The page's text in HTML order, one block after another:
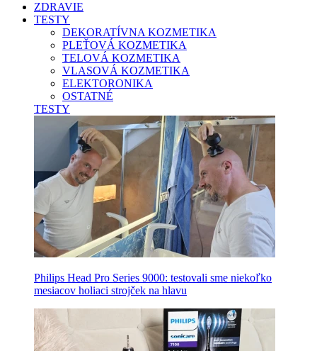
ZDRAVIE
TESTY
DEKORATÍVNA KOZMETIKA
PLEŤOVÁ KOZMETIKA
TELOVÁ KOZMETIKA
VLASOVÁ KOZMETIKA
ELEKTORONIKA
OSTATNÉ
TESTY
Philips Head Pro Series 9000: testovali sme niekoľko
mesiacov holiaci strojček na hlavu